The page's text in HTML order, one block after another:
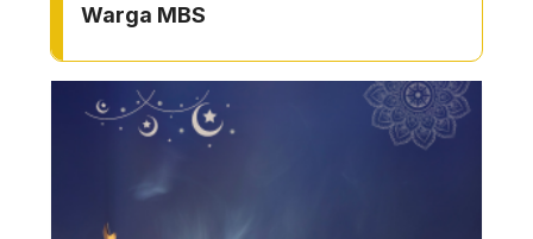
Warga MBS